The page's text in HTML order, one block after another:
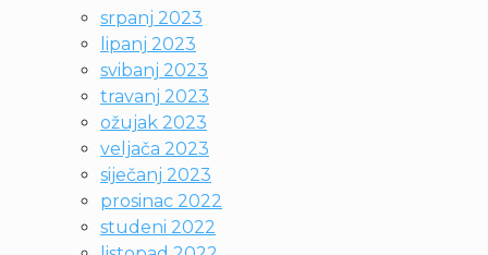
srpanj 2023
lipanj 2023
svibanj 2023
travanj 2023
ožujak 2023
veljača 2023
siječanj 2023
prosinac 2022
studeni 2022